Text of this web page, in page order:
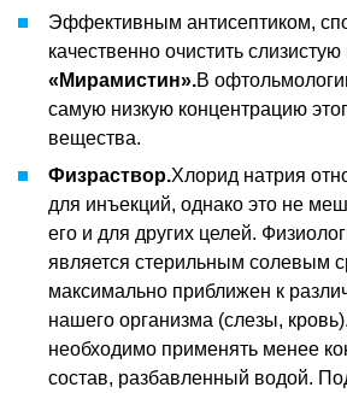
Эффективным антисептиком,
качественно очистить слизистую
«Мирамистин».В
самую низкую концентрацию
вещества.
Физраствор.Хлорид натрия
для инъекций, однако это не
его и для других целей.
является стерильным солевым
максимально приближен к
нашего организма (слезы,
необходимо применять менее
состав, разбавленный водой.